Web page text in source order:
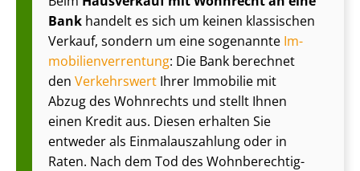
Bank handelt es sich um keinen klassischen
Verkauf, sondern um eine sogenannte Im­
mo­bi­li­en­ver­ren­tung: Die Bank berechnet
den Verkehrswert Ihrer Immobilie mit
Abzug des Wohnrechts und stellt Ihnen
einen Kredit aus. Diesen erhalten Sie
entweder als Ein­mal­aus­zah­lung oder in
Raten. Nach dem Tod des Wohn­be­rech­tig­